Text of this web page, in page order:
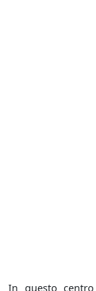
In questo